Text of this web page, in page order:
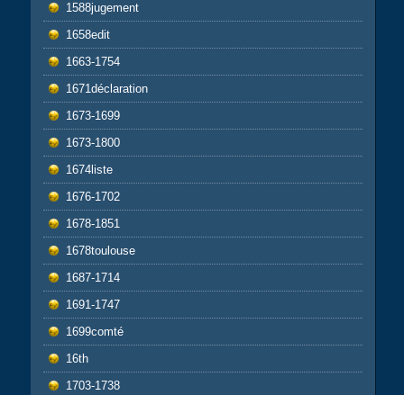
1588jugement
1658edit
1663-1754
1671déclaration
1673-1699
1673-1800
1674liste
1676-1702
1678-1851
1678toulouse
1687-1714
1691-1747
1699comté
16th
1703-1738